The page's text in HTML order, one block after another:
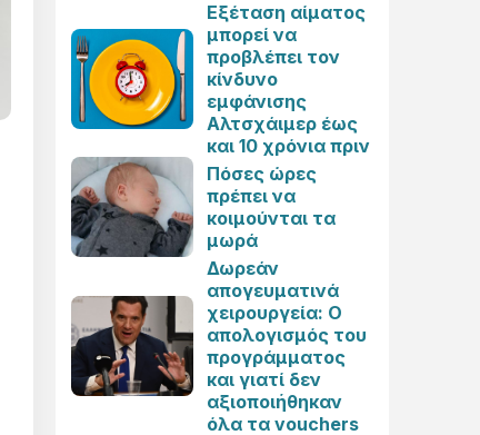
Εξέταση αίματος
μπορεί να
προβλέπει τον
κίνδυνο
εμφάνισης
Αλτσχάιμερ έως
και 10 χρόνια πριν
Πόσες ώρες
πρέπει να
κοιμούνται τα
μωρά
Δωρεάν
απογευματινά
χειρουργεία: Ο
απολογισμός του
προγράμματος
και γιατί δεν
αξιοποιήθηκαν
όλα τα vouchers